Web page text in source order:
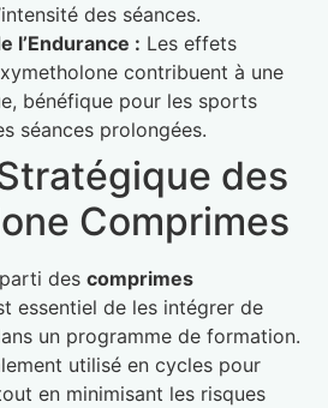
des séances.
l’Endurance : Les effets
contribuent à une
bénéfique pour les sports
séances prolongées.
des
Comprimes
des comprimes
essentiel de les intégrer de
un programme de formation.
utilisé en cycles pour
en minimisant les risques